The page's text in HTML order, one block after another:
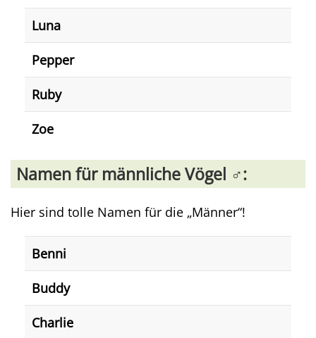
Luna
Pepper
Ruby
Zoe
Namen für männliche Vögel ♂️:
Hier sind tolle Namen für die „Männer“!
Benni
Buddy
Charlie